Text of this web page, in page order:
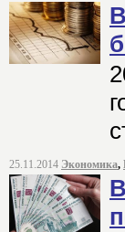
25.11.2014 Экономика,